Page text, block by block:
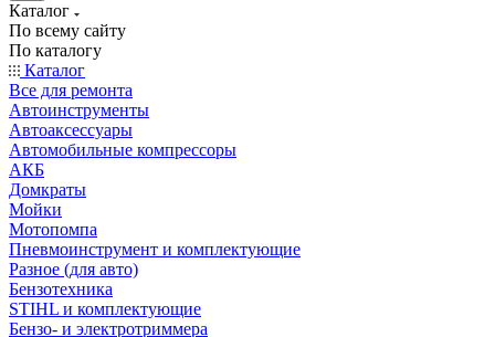
Каталог
По всему сайту
По каталогу
Каталог
Все для ремонта
Автоинструменты
Автоаксессуары
Автомобильные компрессоры
АКБ
Домкраты
Мойки
Мотопомпа
Пневмоинструмент и комплектующие
Разное (для авто)
Бензотехника
STIHL и комплектующие
Бензо- и электротриммера